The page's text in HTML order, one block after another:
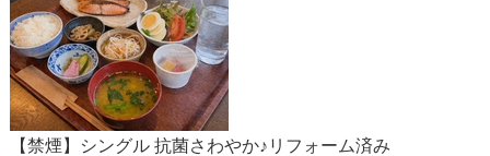
【禁煙】シングル 抗菌さわやか♪リフォーム済み